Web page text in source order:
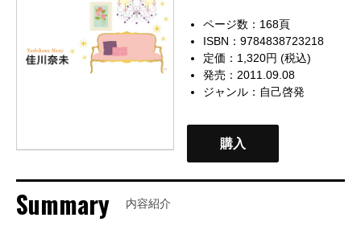
ページ数：168頁
ISBN：9784838723218
定価：1,320円 (税込)
発売：2011.09.08
ジャンル： 自己啓発
購入
Summary 内容紹介